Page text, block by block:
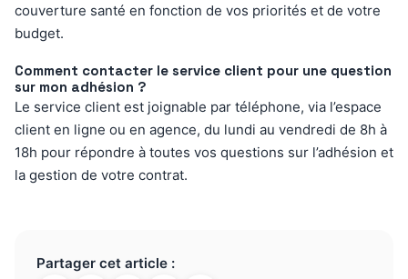
couverture santé en fonction de vos priorités et de votre
budget.
Comment contacter le service client pour une question
sur mon adhésion ?
Le service client est joignable par téléphone, via l’espace
client en ligne ou en agence, du lundi au vendredi de 8h à
18h pour répondre à toutes vos questions sur l’adhésion et
la gestion de votre contrat.
Partager cet article :